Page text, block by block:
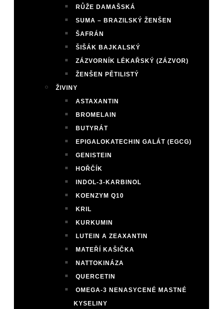
RŮŽE DAMAŠSKÁ
SUMA – BRAZILSKÝ ŽENŠEN
ŠAFRÁN
ŠIŠÁK BAJKALSKÝ
ZÁZVORNÍK LÉKAŘSKÝ (ZÁZVOR)
ŽENŠEN PĚTILISTÝ
ŽIVINY
ASTAXANTIN
BROMELAIN
BUTYRÁT
EPIGALOKATECHIN GALÁT (EGCG)
GENISTEIN
HOŘČÍK
INDOL-3-KARBINOL
KOENZYM Q10
KRIL
KURKUMIN
LUTEIN A ZEAXANTIN
MATEŘÍ KAŠIČKA
NATTOKINÁZA
QUERCETIN
OMEGA-3 NENASYCENÉ MASTNÉ
KYSELINY